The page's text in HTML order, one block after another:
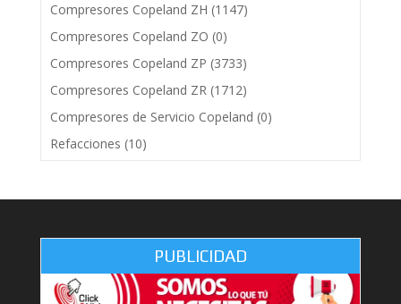
Compresores Copeland ZH (1147)
Compresores Copeland ZO (0)
Compresores Copeland ZP (3733)
Compresores Copeland ZR (1712)
Compresores de Servicio Copeland (0)
Refacciones (10)
PUBLICIDAD